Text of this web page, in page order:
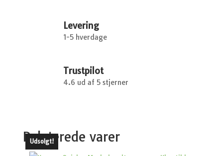
Levering
1-5 hverdage
Trustpilot
4.6 ud af 5 stjerner
Relaterede varer
Udsolgt!